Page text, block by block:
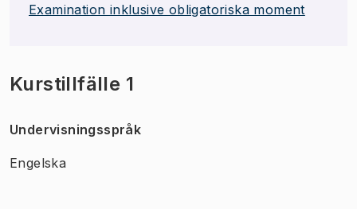
Examination inklusive obligatoriska moment
Kurstillfälle 1
Undervisningsspråk
Engelska